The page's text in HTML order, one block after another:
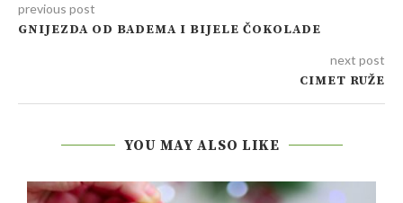
previous post
GNIJEZDA OD BADEMA I BIJELE ČOKOLADE
next post
CIMET RUŽE
YOU MAY ALSO LIKE